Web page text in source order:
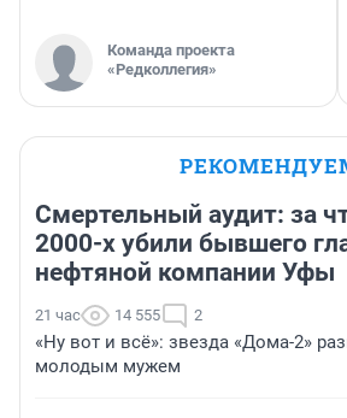
Команда проекта
«Редколлегия»
Смертельный аудит: за
2000-х убили бывшего
нефтяной компании Уфы
21 час 14 555 2
«Ну вот и всё»: звезда «Дома-2»
молодым мужем